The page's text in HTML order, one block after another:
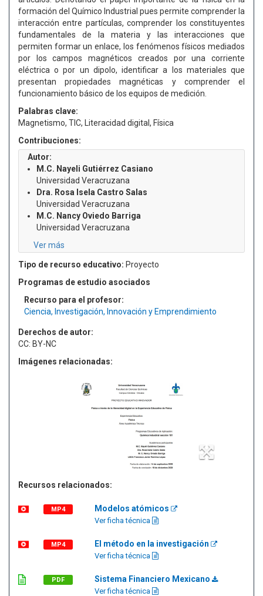
formación del Químico Industrial pues permite comprender la
interacción entre partículas, comprender los constituyentes
fundamentales de la materia y las interacciones que
permiten formar un enlace, los fenómenos físicos mediados
por los campos magnéticos creados por una corriente
eléctrica o por un dipolo, identificar a los materiales que
presentan propiedades magnéticas y comprender el
funcionamiento básico de los equipos de medición.
Palabras clave:
Magnetismo, TIC, Literacidad digital, Física
Contribuciones:
Autor:
M.C. Nayeli Gutiérrez Casiano
Universidad Veracruzana
Dra. Rosa Isela Castro Salas
Universidad Veracruzana
M.C. Nancy Oviedo Barriga
Universidad Veracruzana
Ver más
Tipo de recurso educativo: Proyecto
Programas de estudio asociados
Recurso para el profesor:
Ciencia, Investigación, Innovación y Emprendimiento
Derechos de autor:
CC: BY-NC
Imágenes relacionadas:
Recursos relacionados:
MP4 Modelos atómicos
Ver ficha técnica
MP4 El método en la investigación
Ver ficha técnica
PDF Sistema Financiero Mexicano
Ver ficha técnica